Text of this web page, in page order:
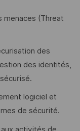
menaces (Threat
des
des identités,
logiciel et
de sécurité.